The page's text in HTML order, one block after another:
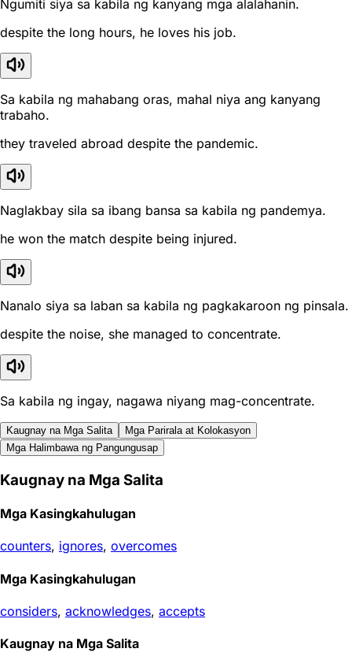
Ngumiti siya sa kabila ng kanyang mga alalahanin.
despite the long hours, he loves his job.
Sa kabila ng mahabang oras, mahal niya ang kanyang
trabaho.
they traveled abroad despite the pandemic.
Naglakbay sila sa ibang bansa sa kabila ng pandemya.
he won the match despite being injured.
Nanalo siya sa laban sa kabila ng pagkakaroon ng pinsala.
despite the noise, she managed to concentrate.
Sa kabila ng ingay, nagawa niyang mag-concentrate.
Kaugnay na Mga Salita
Mga Parirala at Kolokasyon
Mga Halimbawa ng Pangungusap
Kaugnay na Mga Salita
Mga Kasingkahulugan
counters, ignores, overcomes
Mga Kasingkahulugan
considers, acknowledges, accepts
Kaugnay na Mga Salita